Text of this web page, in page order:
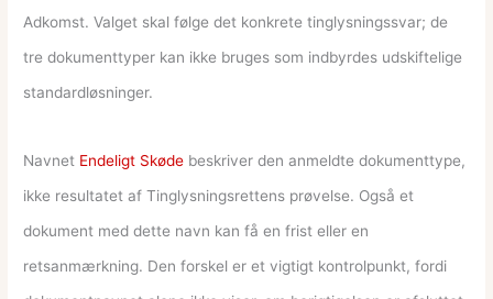
Adkomst. Valget skal følge det konkrete tinglysningssvar; de
tre dokumenttyper kan ikke bruges som indbyrdes udskiftelige
standardløsninger.
Navnet Endeligt Skøde beskriver den anmeldte dokumenttype,
ikke resultatet af Tinglysningsrettens prøvelse. Også et
dokument med dette navn kan få en frist eller en
retsanmærkning. Den forskel er et vigtigt kontrolpunkt, fordi